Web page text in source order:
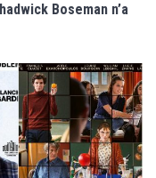
Boseman n’a